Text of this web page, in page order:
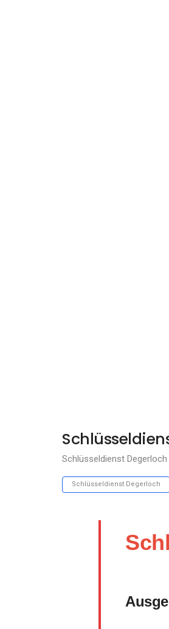
Schlüsseldienst Degerloch
Schlüsseldienst Degerloch